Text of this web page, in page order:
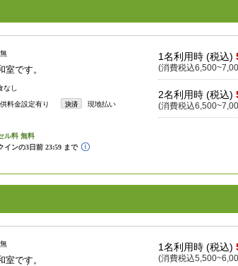
です。
なし
料金設定有り 決済 現地払い
1名利用時 (税込)
(消費税込
2名利用時 (税込)
(消費税込
です。
1名利用時 (税込)
(消費税込